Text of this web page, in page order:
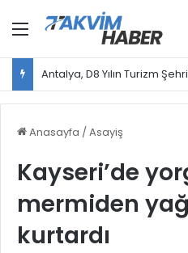
Menü
Antalya, D8 Yılın Turizm
Anasayfa / Asayiş
Kayseri’de
mermiden
kurtardı